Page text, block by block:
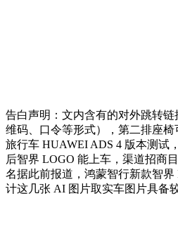
告白声明：文内含有的对外跳转
维码、口令等形式），第二排座
旅行车 HUAWEI ADS 4 版本测试
后智界 LOGO 能上车，渠道招商
名据此前报道，鸿蒙智行新款智
计这几张 AI 图片取实车图片具备